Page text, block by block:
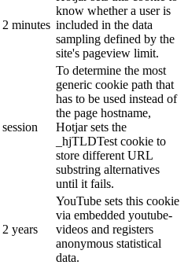
2 minutes
know whether a user is
included in the data
sampling defined by the
site's pageview limit.
session
To determine the most
generic cookie path that
has to be used instead of
the page hostname,
Hotjar sets the
_hjTLDTest cookie to
store different URL
substring alternatives
until it fails.
2 years
YouTube sets this cookie
via embedded youtube-
videos and registers
anonymous statistical
data.